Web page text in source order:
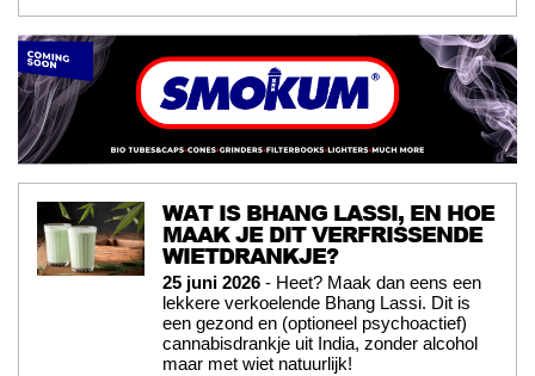
WAT IS BHANG LASSI, EN HOE
MAAK JE DIT VERFRISSENDE
WIETDRANKJE?
25 juni 2026 - Heet? Maak dan eens een
lekkere verkoelende Bhang Lassi. Dit is
een gezond en (optioneel psychoactief)
cannabisdrankje uit India, zonder alcohol
maar met wiet natuurlijk!